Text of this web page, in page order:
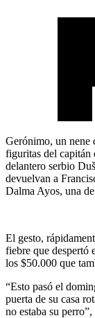
Gerónimo, un nene
figuritas del capitán
delantero serbio
devuelvan a
Dalma Ayos, una
El gesto,
fiebre que despertó
los $50.000 que
“Esto pasó el
puerta de su casa
no estaba su